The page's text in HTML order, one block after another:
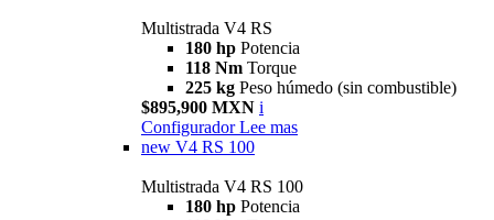
Multistrada V4 RS
180 hp Potencia
118 Nm Torque
225 kg Peso húmedo (sin combustible)
$895,900 MXN i
Configurador Lee mas
new V4 RS 100
Multistrada V4 RS 100
180 hp Potencia